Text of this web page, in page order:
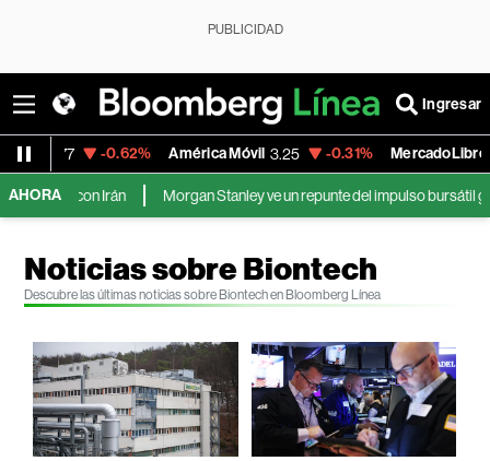
PUBLICIDAD
Ingresar
-0.62% América Móvil 3.25 -0.31% MercadoLibre 1,900.89
AHORA
Irán Morgan Stanley ve un repunte del impulso bursátil gracias a las
Noticias sobre Biontech
Descubre las últimas noticias sobre Biontech en Bloomberg Línea